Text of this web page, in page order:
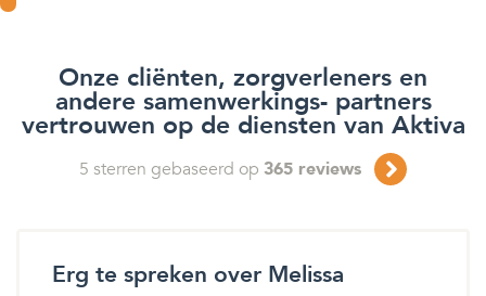
Onze cliënten, zorgverleners en
andere samenwerkings- partners
vertrouwen op de diensten van Aktiva
5 sterren gebaseerd op 365 reviews
Erg te spreken over Melissa